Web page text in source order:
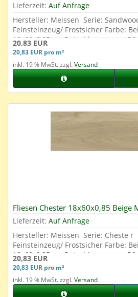
Lieferzeit: Auf Anfrage
Hersteller: Meissen Serie:
Feinsteinzeug/ Frostsicher Farbe:
18x60x0,85 cm Rutschhemmung: R9
Glasiert
20,83 EUR
20,83 EUR pro m²
inkl. 19 % MwSt. zzgl.Versand
Fliesen Chester 18x60x0,85 Beige
Lieferzeit: Auf Anfrage
Hersteller: Meissen Serie: Cheste r
Feinsteinzeug/ Frostsicher Farbe:
18x60x0,85 cm Rutschhemmung: R9
Glasiert
20,83 EUR
20,83 EUR pro m²
inkl. 19 % MwSt. zzgl.Versand